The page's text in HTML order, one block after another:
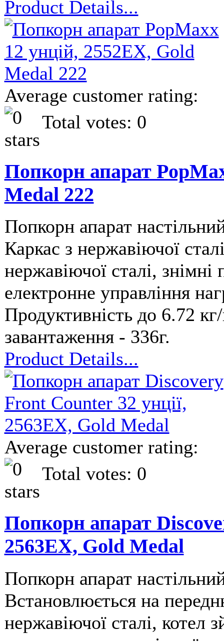
Product Details...
Average customer rating:
Total votes: 0
Попкорн апарат
Medal 222
Попкорн апарат
Каркас з нержавіючої
нержавіючої сталі, знімні
електронне управління
Продуктивність до 6.72
завантаження - 336г.
Product Details...
Average customer rating:
Total votes: 0
Попкорн апарат
2563EX, Gold Medal
Попкорн апарат
Встановлюється на
нержавіючої сталі, котел